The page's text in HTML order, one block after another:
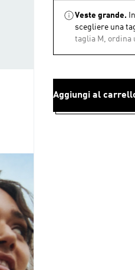
Veste grande.
scegliere una
taglia M, ordina
Aggiungi al